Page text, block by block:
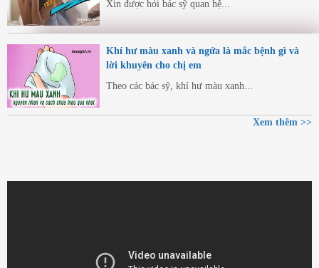
Xin được hỏi bác sỹ quan hệ...
Khí hư màu xanh và ngứa là mắc bệnh gì và
lời khuyên cho chị em
Theo các bác sỹ, khí hư màu xanh...
Xem thêm >>